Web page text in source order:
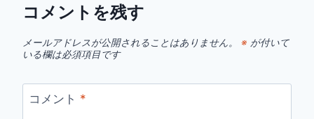
コメントを残す
メールアドレスが公開されることはありません。 ※ が付いて
いる欄は必須項目です
コメント *